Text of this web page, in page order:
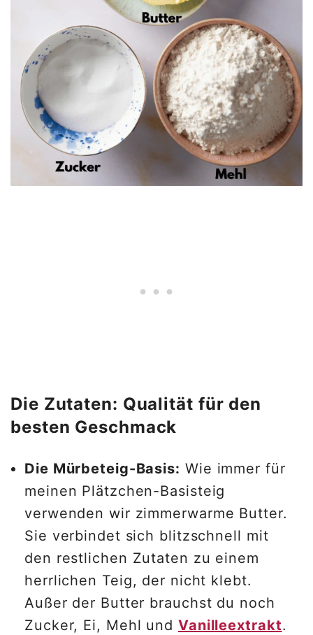
Die Zutaten: Qualität für den
besten Geschmack
Die Mürbeteig-Basis: Wie immer für
meinen Plätzchen-Basisteig
verwenden wir zimmerwarme Butter.
Sie verbindet sich blitzschnell mit
den restlichen Zutaten zu einem
herrlichen Teig, der nicht klebt.
Außer der Butter brauchst du noch
Zucker, Ei, Mehl und Vanilleextrakt.